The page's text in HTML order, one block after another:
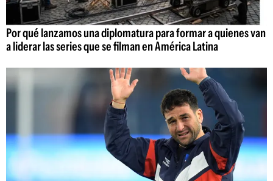
Por qué lanzamos una diplomatura para formar a quienes van
a liderar las series que se filman en América Latina